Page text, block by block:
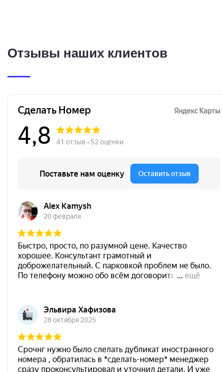
Отзывы наших клиентов